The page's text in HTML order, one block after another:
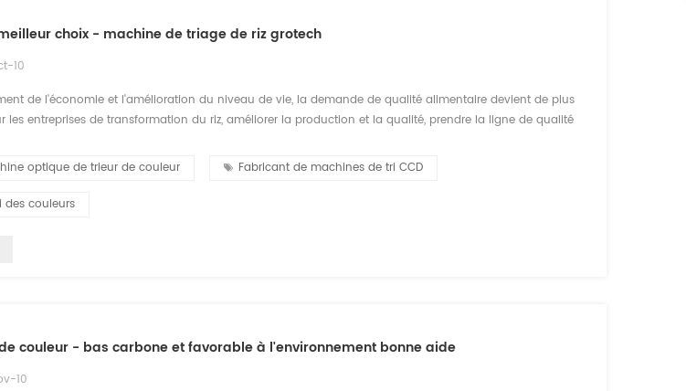
choix - machine de triage de riz grotech
10
de l'économie et l'amélioration du niveau de vie, la demande de qualité alimentaire devient de plus
les entreprises de transformation du riz, améliorer la production et la qualité, prendre la ligne de qualité
optique de trieur de couleur Fabricant de machines de tri CCD
des couleurs
couleur - bas carbone et favorable à l'environnement bonne aide
10